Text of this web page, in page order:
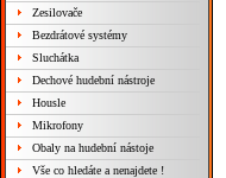
Zesilovače
Bezdrátové systémy
Sluchátka
Dechové hudební nástroje
Housle
Mikrofony
Obaly na hudební nástoje
Vše co hledáte a nenajdete !